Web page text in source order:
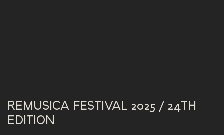
REMUSICA FESTIVAL 2025 / 24TH
EDITION